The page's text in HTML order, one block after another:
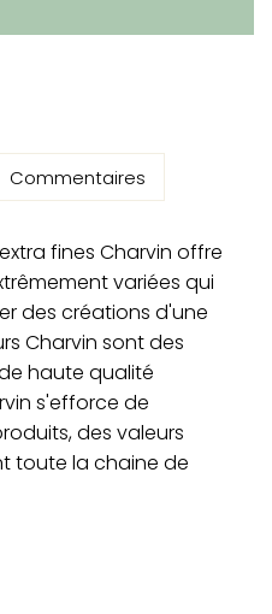
fines Charvin offre
variées qui
des créations d'une
Charvin sont des
haute qualité
s'efforce de
des valeurs
toute la chaine de
Commentaires